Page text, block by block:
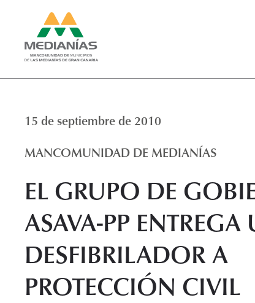
15 de septiembre de 2010
MANCOMUNIDAD DE MEDIANÍAS
EL GRUPO DE
ASAVA-PP ENTREGA
DESFIBRILADOR A
PROTECCIÓN CIVIL